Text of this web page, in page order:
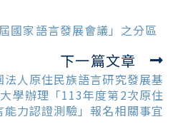
國家語言發展會議」之分區
下一篇文章
人原住民族語言研究發展基
學辦理「113年度第2次原住
能力認證測驗」報名相關事宜